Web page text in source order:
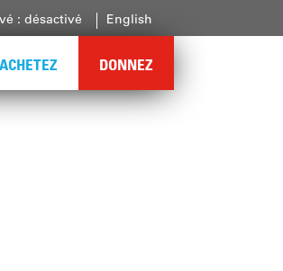
: désactivé English
ACHETEZ DONNEZ